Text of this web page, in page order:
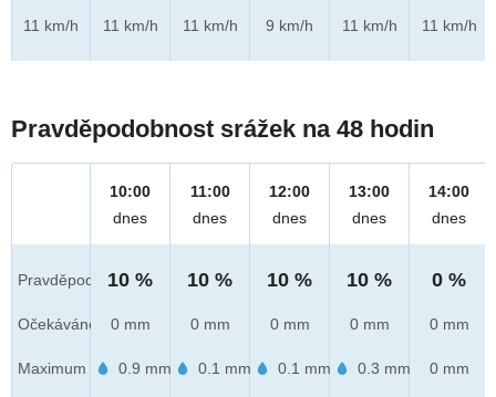
11 km/h
11 km/h
11 km/h
9 km/h
11 km/h
11 km/h
Pravděpodobnost srážek na 48 hodin
Pravděpod.
Očekáváno
Maximum
10:00
dnes
10 %
0 mm
0.9 mm
11:00
dnes
10 %
0 mm
0.1 mm
12:00
dnes
10 %
0 mm
0.1 mm
13:00
dnes
10 %
0 mm
0.3 mm
14:00
dnes
0 %
0 mm
0 mm